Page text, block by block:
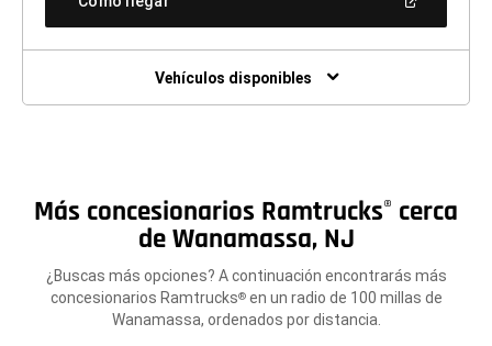
ventana
nueva)
Vehículos disponibles
Más concesionarios Ramtrucks® cerca
de Wanamassa, NJ
¿Buscas más opciones? A continuación encontrarás más
concesionarios Ramtrucks®en un radio de 100 millas de
Wanamassa, ordenados por distancia.